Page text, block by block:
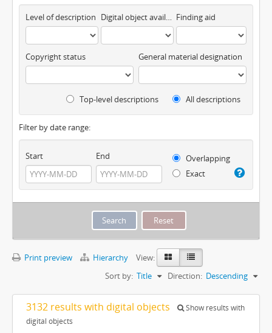
Level of description Digital object available Finding aid
Copyright status General material designation
Top-level descriptions All descriptions
Filter by date range:
Start End
Overlapping
Exact
Print preview Hierarchy
View:
Sort by: Title Direction: Descending
3132 results with digital objects
Show results with
digital objects